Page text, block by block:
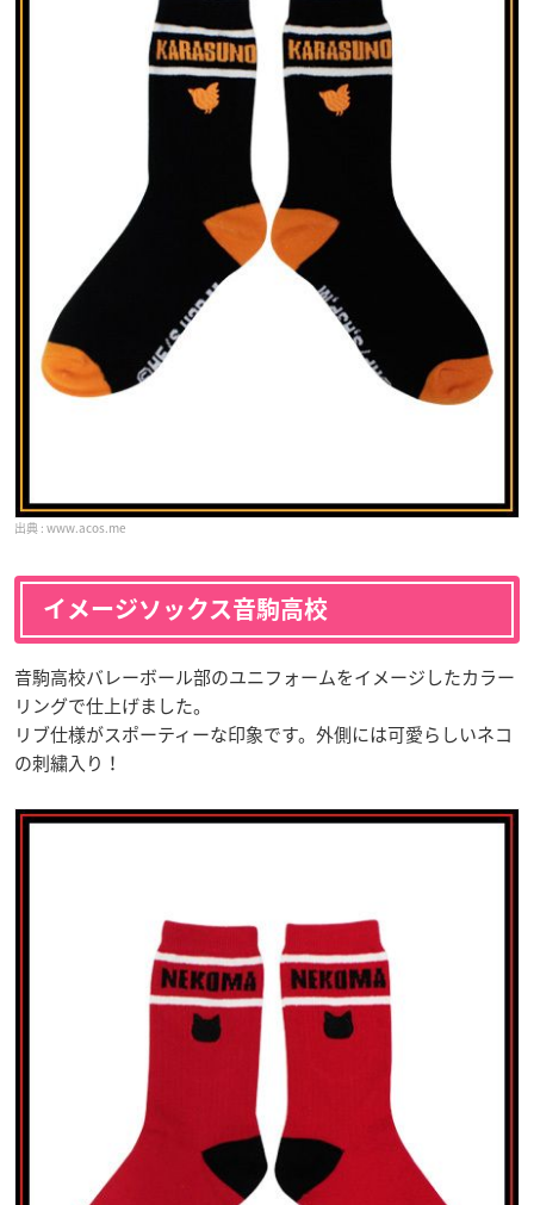
www.acos.me
イメージソックス音駒高校
音駒高校バレーボール部のユニフォームをイメージしたカラー
リングで仕上げました。
リブ仕様がスポーティーな印象です。外側には可愛らしいネコ
の刺繍入り！